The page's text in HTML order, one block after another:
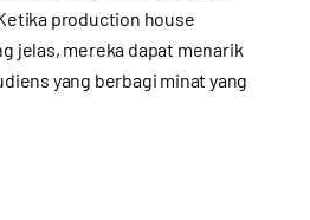
production house
jelas, mereka dapat menarik
yang berbagi minat yang